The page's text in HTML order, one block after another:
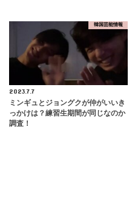
韓国芸能情報
2023.7.7
ミンギュとジョングクが仲がいいき
っかけは？練習生期間が同じなのか
調査！